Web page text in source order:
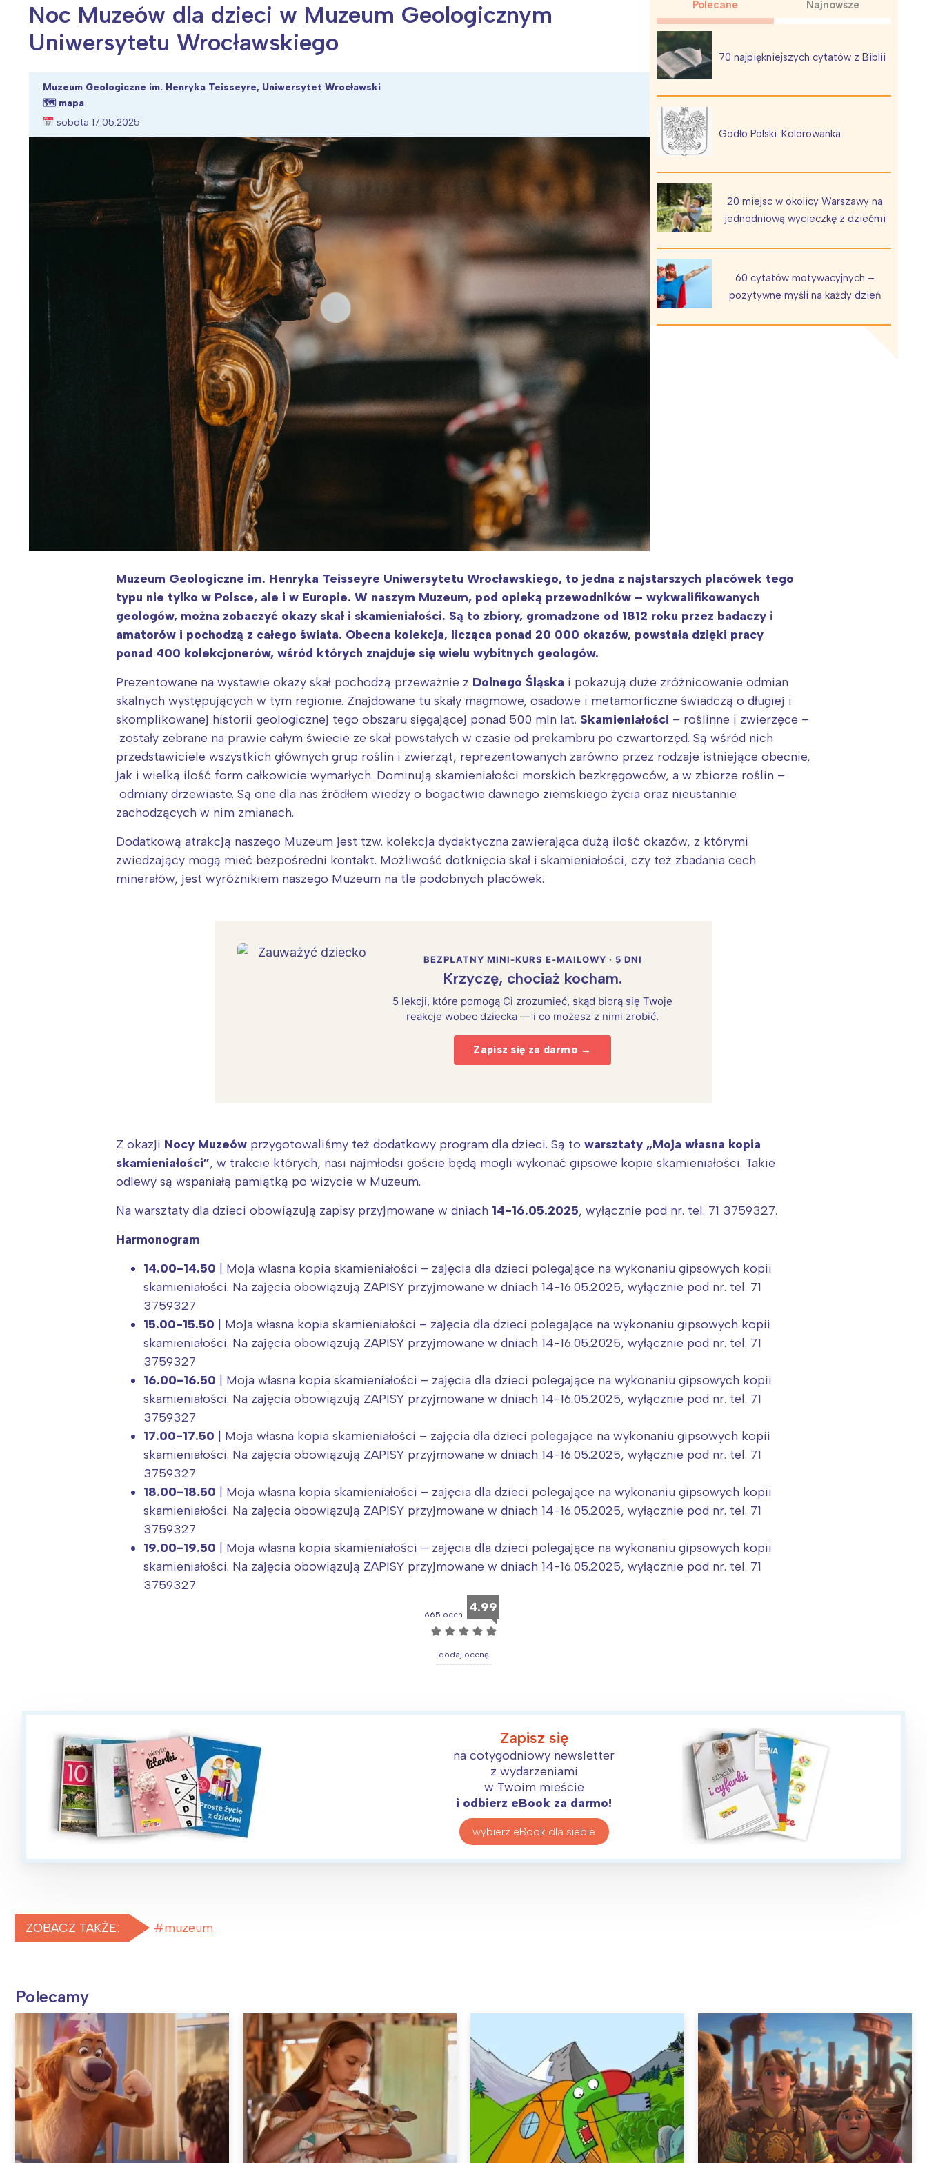
Wiosenny koncert ptaków na płocie Kwitnąca wiśnia i jej płatki
Noc Muzeów dla dzieci w Muzeum Geologicznym
Uniwersytetu Wrocławskiego
Muzeum Geologiczne im. Henryka Teisseyre, Uniwersytet Wrocławski
🗺 mapa
sobota 17.05.2025
Polecane Najnowsze
70 najpiękniejszych cytatów z Biblii
Godło Polski. Kolorowanka
20 miejsc w okolicy Warszawy na
jednodniową wycieczkę z dziećmi
60 cytatów motywacyjnych –
pozytywne myśli na każdy dzień
Muzeum Geologiczne im. Henryka Teisseyre Uniwersytetu Wrocławskiego, to jedna z najstarszych placówek tego
typu nie tylko w Polsce, ale i w Europie. W naszym Muzeum, pod opieką przewodników – wykwalifikowanych
geologów, można zobaczyć okazy skał i skamieniałości. Są to zbiory, gromadzone od 1812 roku przez badaczy i
amatorów i pochodzą z całego świata. Obecna kolekcja, licząca ponad 20 000 okazów, powstała dzięki pracy
ponad 400 kolekcjonerów, wśród których znajduje się wielu wybitnych geologów.
Prezentowane na wystawie okazy skał pochodzą przeważnie z Dolnego Śląska i pokazują duże zróżnicowanie odmian
skalnych występujących w tym regionie. Znajdowane tu skały magmowe, osadowe i metamorficzne świadczą o długiej i
skomplikowanej historii geologicznej tego obszaru sięgającej ponad 500 mln lat. Skamieniałości – roślinne i zwierzęce –
zostały zebrane na prawie całym świecie ze skał powstałych w czasie od prekambru po czwartorzęd. Są wśród nich
przedstawiciele wszystkich głównych grup roślin i zwierząt, reprezentowanych zarówno przez rodzaje istniejące obecnie,
jak i wielką ilość form całkowicie wymarłych. Dominują skamieniałości morskich bezkręgowców, a w zbiorze roślin –
odmiany drzewiaste. Są one dla nas źródłem wiedzy o bogactwie dawnego ziemskiego życia oraz nieustannie
zachodzących w nim zmianach.
Dodatkową atrakcją naszego Muzeum jest tzw. kolekcja dydaktyczna zawierająca dużą ilość okazów, z którymi
zwiedzający mogą mieć bezpośredni kontakt. Możliwość dotknięcia skał i skamieniałości, czy też zbadania cech
minerałów, jest wyróżnikiem naszego Muzeum na tle podobnych placówek.
BEZPŁATNY MINI-KURS E-MAILOWY · 5 DNI
Krzyczę, chociaż kocham.
5 lekcji, które pomogą Ci zrozumieć, skąd biorą się Twoje
reakcje wobec dziecka — i co możesz z nimi zrobić.
Zapisz się za darmo →
Z okazji Nocy Muzeów przygotowaliśmy też dodatkowy program dla dzieci. Są to warsztaty „Moja własna kopia
skamieniałości”, w trakcie których, nasi najmłodsi goście będą mogli wykonać gipsowe kopie skamieniałości. Takie
odlewy są wspaniałą pamiątką po wizycie w Muzeum.
Na warsztaty dla dzieci obowiązują zapisy przyjmowane w dniach 14-16.05.2025, wyłącznie pod nr. tel. 71 3759327.
Harmonogram
14.00-14.50 | Moja własna kopia skamieniałości – zajęcia dla dzieci polegające na wykonaniu gipsowych kopii
skamieniałości. Na zajęcia obowiązują ZAPISY przyjmowane w dniach 14-16.05.2025, wyłącznie pod nr. tel. 71
3759327
15.00-15.50
| Moja własna kopia skamieniałości – zajęcia dla dzieci polegające na wykonaniu gipsowych kopii
skamieniałości. Na zajęcia obowiązują ZAPISY przyjmowane w dniach 14-16.05.2025, wyłącznie pod nr. tel. 71
3759327
16.00-16.50
| Moja własna kopia skamieniałości – zajęcia dla dzieci polegające na wykonaniu gipsowych kopii
skamieniałości. Na zajęcia obowiązują ZAPISY przyjmowane w dniach 14-16.05.2025, wyłącznie pod nr. tel. 71
3759327
17.00-17.50 | Moja własna kopia skamieniałości – zajęcia dla dzieci polegające na wykonaniu gipsowych kopii
skamieniałości. Na zajęcia obowiązują ZAPISY przyjmowane w dniach 14-16.05.2025, wyłącznie pod nr. tel. 71
3759327
18.00-18.50 | Moja własna kopia skamieniałości – zajęcia dla dzieci polegające na wykonaniu gipsowych kopii
skamieniałości. Na zajęcia obowiązują ZAPISY przyjmowane w dniach 14-16.05.2025, wyłącznie pod nr. tel. 71
3759327
19.00-19.50 | Moja własna kopia skamieniałości – zajęcia dla dzieci polegające na wykonaniu gipsowych kopii
skamieniałości. Na zajęcia obowiązują ZAPISY przyjmowane w dniach 14-16.05.2025, wyłącznie pod nr. tel. 71
3759327
665 ocen 4.99
☆ ☆ ☆ ☆ ☆
dodaj ocenę
Zapisz się
na cotygodniowy newsletter
z wydarzeniami
w Twoim mieście
i odbierz eBook za darmo!
wybierz eBook dla siebie
ZOBACZ TAKŻE: muzeum
Polecamy
Interesują mnie wydarzenia z tego regionu:
Łódź
Wrocław
Kraków
Wszystkie
Wybieram